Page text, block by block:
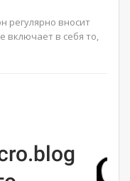
регулярно вносит
включает в себя то,